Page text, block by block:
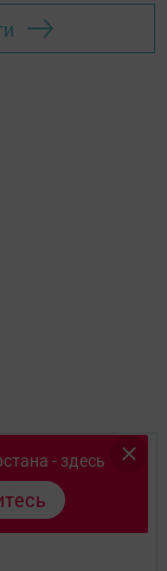
- здесь